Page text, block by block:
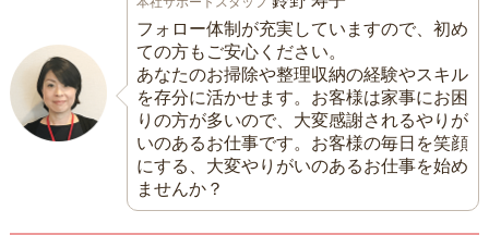
フォロー体制が充実していますので、初め
ての方もご安心ください。
あなたのお掃除や整理収納の経験やスキル
を存分に活かせます。お客様は家事にお困
りの方が多いので、大変感謝されるやりが
いのあるお仕事です。お客様の毎日を笑顔
にする、大変やりがいのあるお仕事を始め
ませんか？